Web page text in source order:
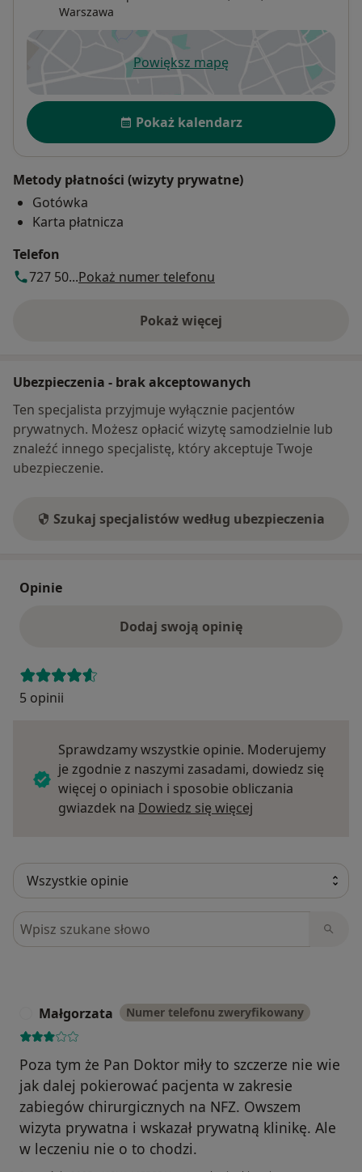
Warszawa
Powiększ mapęotwiera się w nowej karcie
Dostępność
Pokaż kalendarz
Metody płatności (wizyty prywatne)
Gotówka
Karta płatnicza
Telefon
727 50...Pokaż numer telefonu
Pokaż więcej
o adresie
Ubezpieczenia - brak akceptowanych
Ten specjalista przyjmuje wyłącznie pacjentów
prywatnych. Możesz opłacić wizytę samodzielnie lub
znaleźć innego specjalistę, który akceptuje Twoje
ubezpieczenie.
Szukaj specjalistów według ubezpieczenia
Opinie
Dodaj swoją opinię
5 opinii
Sprawdzamy wszystkie opinie. Moderujemy
je zgodnie z naszymi zasadami, dowiedz się
więcej o opiniach i sposobie obliczania
gwiazdek na Dowiedz się więcej
Szukaj w opiniach
Małgorzata Numer telefonu zweryfikowany
Poza tym że Pan Doktor miły to szczerze nie wie
jak dalej pokierować pacjenta w zakresie
zabiegów chirurgicznych na NFZ. Owszem
wizyta prywatna i wskazał prywatną klinikę. Ale
w leczeniu nie o to chodzi.